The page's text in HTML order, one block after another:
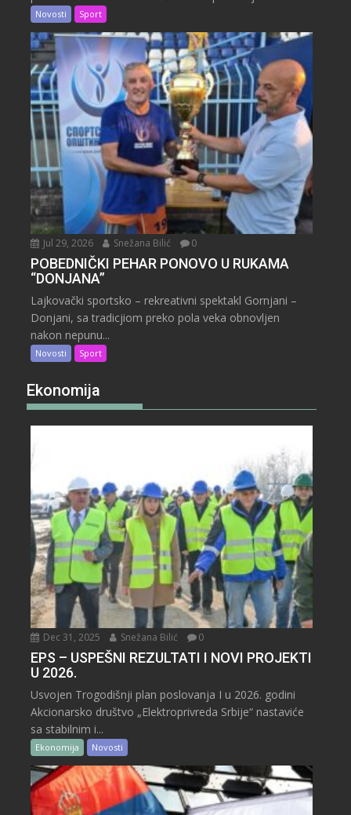
Novosti Sport
Jul 29, 2026 Snežana Bilić 0
POBEDNIČKI PEHAR PONOVO U RUKAMA
“DONJANA”
Lajkovački sportsko – rekreativni spektakl Gornjani –
Donjani, sa tradicjiom preko pola veka obnovljen
nakon nepunu...
Novosti Sport
Ekonomija
Dec 31, 2025 Snežana Bilić 0
EPS – USPEŠNI REZULTATI I NOVI PROJEKTI
U 2026.
Usvojen Trogodišnji plan poslovanja I u 2026. godini
Akcionarsko društvo „Elektroprivreda Srbije“ nastaviće
sa stabilnim i...
Ekonomija Novosti